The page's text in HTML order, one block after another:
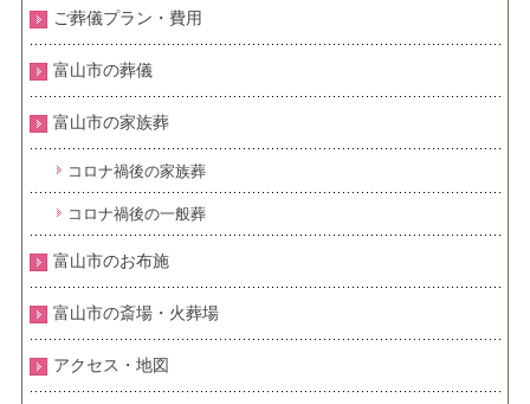
ご葬儀プラン・費用
富山市の葬儀
富山市の家族葬
コロナ禍後の家族葬
コロナ禍後の一般葬
富山市のお布施
富山市の斎場・火葬場
アクセス・地図